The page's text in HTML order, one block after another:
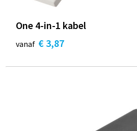
One 4-in-1 kabel
vanaf € 3,87